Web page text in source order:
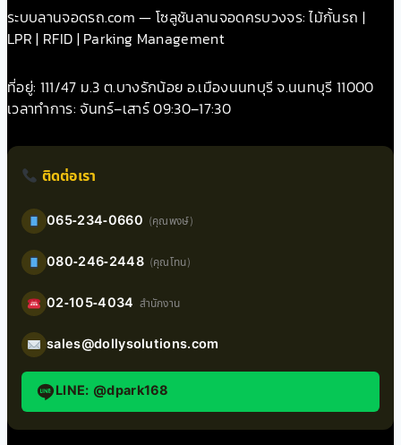
ระบบลานจอดรถ.com — โซลูชันลานจอดครบวงจร: ไม้กั้นรถ |
LPR | RFID | Parking Management
ที่อยู่: 111/47 ม.3 ต.บางรักน้อย อ.เมืองนนทบุรี จ.นนทบุรี 11000
เวลาทำการ: จันทร์–เสาร์ 09:30–17:30
ติดต่อเรา
065-234-0660 (คุณพงษ์)
080-246-2448 (คุณโทน)
02-105-4034 สำนักงาน
sales@dollysolutions.com
LINE: @dpark168